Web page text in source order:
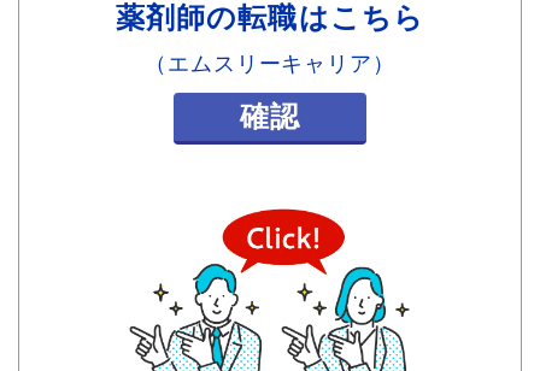
薬剤師の転職はこちら
（エムスリーキャリア）
確認